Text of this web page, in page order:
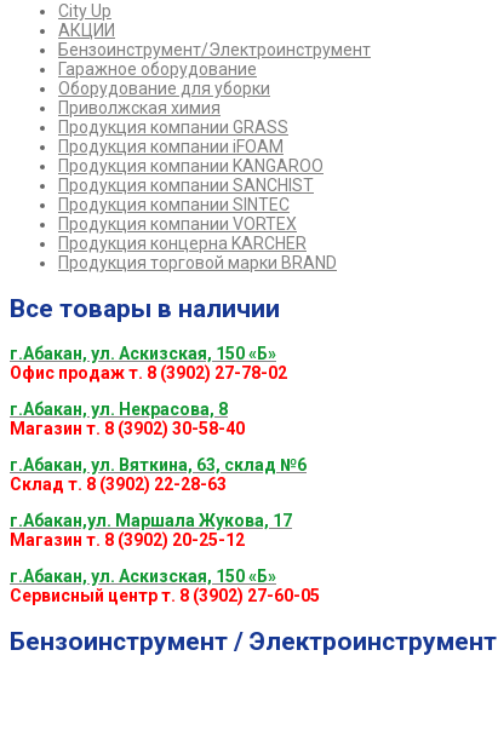
City Up
АКЦИИ
Бензоинструмент/Электроинструмент
Гаражное оборудование
Оборудование для уборки
Приволжская химия
Продукция компании GRASS
Продукция компании iFOAM
Продукция компании KANGAROO
Продукция компании SANCHIST
Продукция компании SINTEC
Продукция компании VORTEX
Продукция концерна KARCHER
Продукция торговой марки BRAND
Все товары в наличии
г.Абакан, ул. Аскизская, 150 «Б»
Офис продаж т. 8 (3902) 27-78-02
г.Абакан, ул. Некрасова, 8
Магазин т. 8 (3902) 30-58-40
г.Абакан, ул. Вяткина, 63, склад №6
Склад т. 8 (3902) 22-28-63
г.Абакан,ул. Маршала Жукова, 17
Магазин т. 8 (3902) 20-25-12
г.Абакан, ул. Аскизская, 150 «Б»
Сервисный центр т. 8 (3902) 27-60-05
Бензоинструмент / Электроинструмент